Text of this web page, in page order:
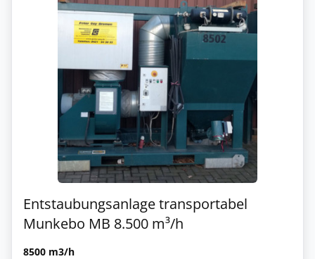
Entstaubungsanlage transportabel
Munkebo MB 8.500 m³/h
8500 m3/h